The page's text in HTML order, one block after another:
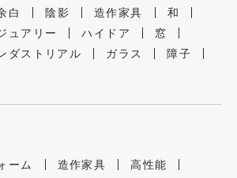
白 陰影 造作家具
和
ュアリー ハイドア
窓
ダストリアル ガラス
障子
ーム 造作家具
高性能